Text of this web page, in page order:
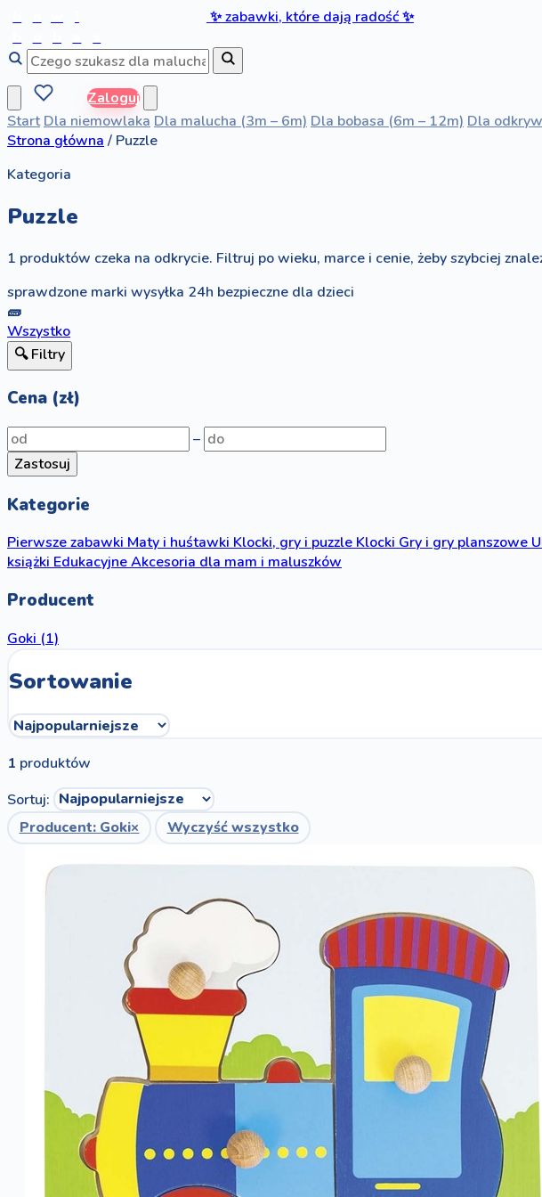
✨zabawki, które dają radość✨
Zaloguj
Start Dla niemowlaka Dla malucha (3m – 6m) Dla bobasa (6m – 12m) Dla
Strona główna / Puzzle
Kategoria
Puzzle
1 produktów czeka na odkrycie. Filtruj po wieku, marce i cenie, żeby szybciej
sprawdzone marki wysyłka 24h bezpieczne dla dzieci
🧱
Wszystko
🔍 Filtry
Cena (zł)
–
Zastosuj
Kategorie
Pierwsze zabawkiMaty i huśtawkiKlocki, gry i puzzleKlockiGry i gry planszowe
książkiEdukacyjneAkcesoria dla mam i maluszków
Producent
Goki (1)
Sortowanie
1 produktów
Sortuj:
Producent: Goki× Wyczyść wszystko